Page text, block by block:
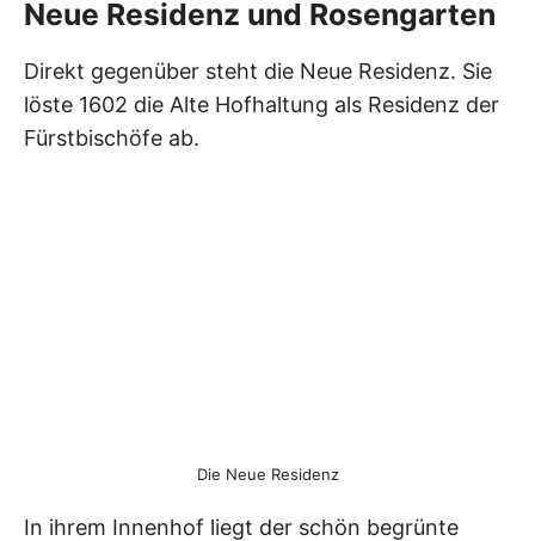
Neue Residenz und Rosengarten
Direkt gegenüber steht die Neue Residenz. Sie
löste 1602 die Alte Hofhaltung als Residenz der
Fürstbischöfe ab.
Die Neue Residenz
In ihrem Innenhof liegt der schön begrünte